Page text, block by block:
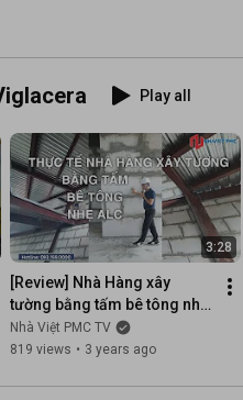
Play all
3:28
[Review] Nhà Hàng xây
tường bằng tấm bê tông nhẹ
ALC | Bê tông khí chưng áp
Hải Phòng| Nhà Việt PMC
Nhà Việt PMC TV
819 views • 3 years ago